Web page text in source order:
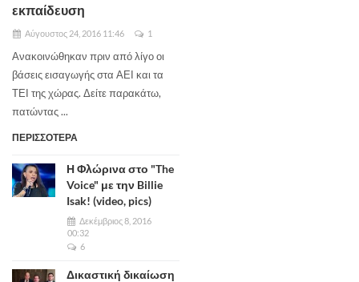
εκπαίδευση
Αύγουστος 24, 2016 11:46 1
Ανακοινώθηκαν πριν από λίγο οι
βάσεις εισαγωγής στα ΑΕΙ και τα
ΤΕΙ της χώρας. Δείτε παρακάτω,
πατώντας ...
ΠΕΡΙΣΣΟΤΕΡΑ
Η Φλώρινα στο "The
Voice" με την Billie
Isak! (video, pics)
Δεκέμβριος 8, 2016
00:32
6
Δικαστική δικαίωση